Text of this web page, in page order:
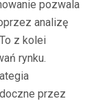
pozwala
analizę
z kolei
rynku.
przez